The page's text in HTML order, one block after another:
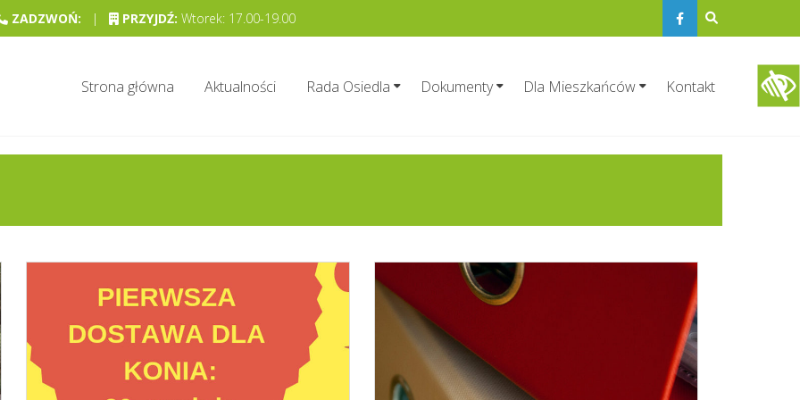
ZADZWOŃ: | PRZYJDŹ: Wtorek: 17.00-19.00
Strona główna Aktualności Rada Osiedla Dokumenty Dla Mieszkańców Kontakt